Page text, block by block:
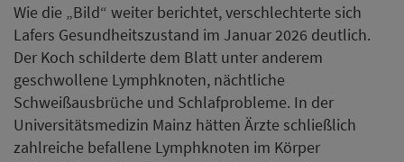
Wie die „Bild“ weiter berichtet, verschlechterte sich
Lafers Gesundheitszustand im Januar 2026 deutlich.
Der Koch schilderte dem Blatt unter anderem
geschwollene Lymphknoten, nächtliche
Schweißausbrüche und Schlafprobleme. In der
Universitätsmedizin Mainz hätten Ärzte schließlich
zahlreiche befallene Lymphknoten im Körper